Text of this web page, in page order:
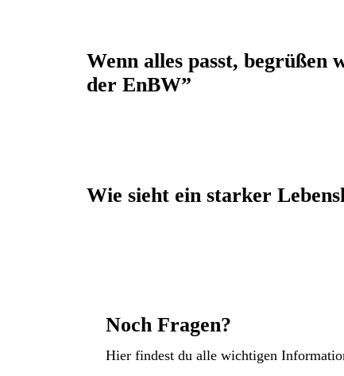
Wenn alles passt,
der EnBW”
Wie sieht ein starker
Noch Fragen?
Hier findest du alle wichtigen